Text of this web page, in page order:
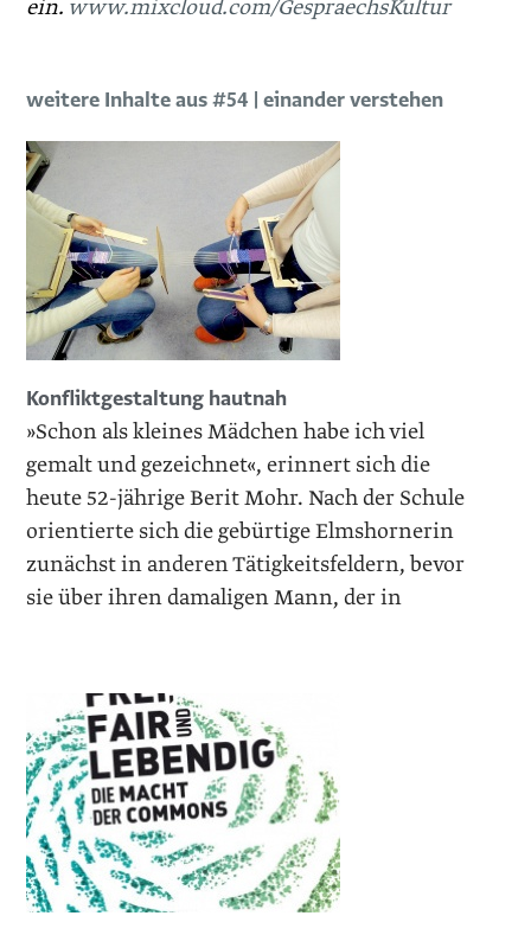
ein. www.mixcloud.com/GespraechsKultur
weitere Inhalte aus #54 | einander verstehen
Konfliktgestaltung hautnah
»Schon als kleines Mädchen habe ich viel
gemalt und gezeichnet«, erinnert sich die
heute 52-jährige Berit Mohr. Nach der Schule
orientierte sich die gebürtige Elmshornerin
zunächst in anderen Tätigkeitsfeldern, bevor
sie über ihren damaligen Mann, der in